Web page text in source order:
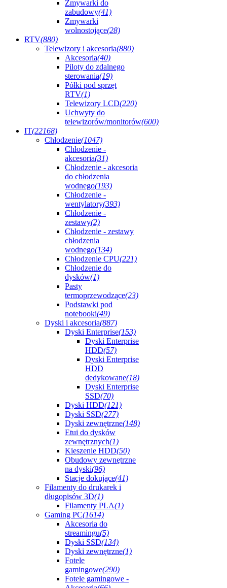
Zmywarki do
zabudowy(41)
Zmywarki
wolnostojące(28)
RTV(880)
Telewizory i akcesoria(880)
Akcesoria(40)
Piloty do zdalnego
sterowania(19)
Półki pod sprzęt
RTV(1)
Telewizory LCD(220)
Uchwyty do
telewizorów/monitorów(600)
IT(22168)
Chłodzenie(1047)
Chłodzenie -
akcesoria(31)
Chłodzenie - akcesoria
do chłodzenia
wodnego(193)
Chłodzenie -
wentylatory(393)
Chłodzenie -
zestawy(2)
Chłodzenie - zestawy
chłodzenia
wodnego(134)
Chłodzenie CPU(221)
Chłodzenie do
dysków(1)
Pasty
termoprzewodzące(23)
Podstawki pod
notebooki(49)
Dyski i akcesoria(887)
Dyski Enterprise(153)
Dyski Enterprise
HDD(57)
Dyski Enterprise
HDD
dedykowane(18)
Dyski Enterprise
SSD(70)
Dyski HDD(121)
Dyski SSD(277)
Dyski zewnętrzne(148)
Etui do dysków
zewnętrznych(1)
Kieszenie HDD(50)
Obudowy zewnętrzne
na dyski(96)
Stacje dokujące(41)
Filamenty do drukarek i
długopisów 3D(1)
Filamenty PLA(1)
Gaming PC(1614)
Akcesoria do
streamingu(5)
Dyski SSD(134)
Dyski zewnętrzne(1)
Fotele
gamingowe(290)
Fotele gamingowe -